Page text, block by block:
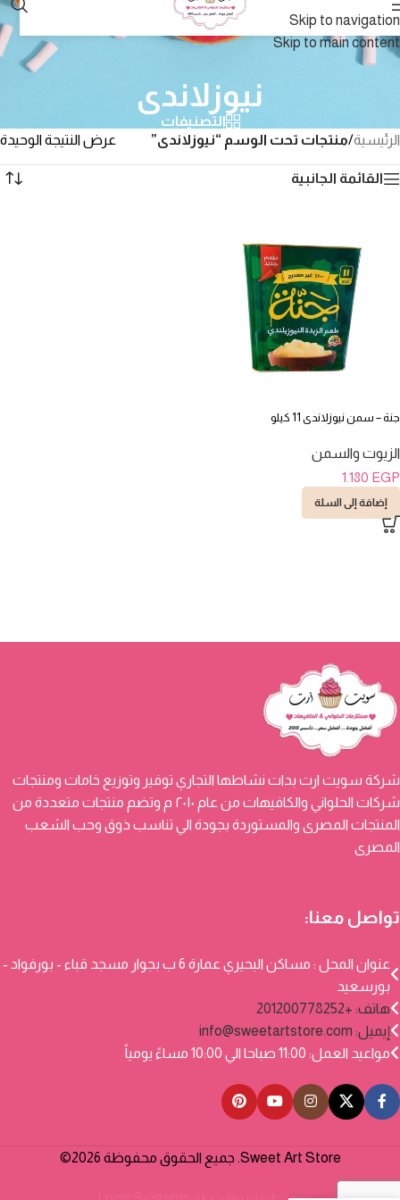
Skip to navigation
Skip to main content
نيوزلاندى
التصنيفات
الرئيسية/منتجات تحت الوسم “نيوزلاندى” عرض النتيجة الوحيدة
القائمة الجانبية
جنة – سمن نيوزلاندى 11 كيلو
الزيوت والسمن
1.180 EGP
إضافة إلى السلة
شركة سويت ارت بدات نشاطها التجاري توفير وتوزيع خامات ومنتجات
شركات الحلواني والكافيهات من عام ٢٠١٠ م وتضم منتجات متعددة من
المنتجات المصرى والمستوردة بجودة الي تناسب ذوق وحب الشعب
المصرى
تواصل معنا:
عنوان المحل : مساكن البحيري عمارة 6 ب بجوار مسجد قباء - بورفواد -
بورسعيد
هاتف: +201200778252
إيميل: info@sweetartstore.com
مواعيد العمل: 11:00 صباحا الي 10:00 مساءً يومياً
Sweet Art Store. جميع الحقوق محفوظة 2026©